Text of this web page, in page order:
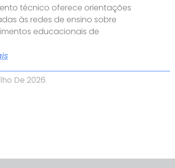
técnico oferece orientações
às redes de ensino sobre
educacionais de
De 2026